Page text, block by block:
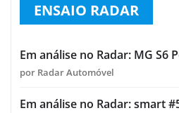
ENSAIO RADAR
Em análise no Radar: MG S6
por Radar Automóvel
Em análise no Radar: smart